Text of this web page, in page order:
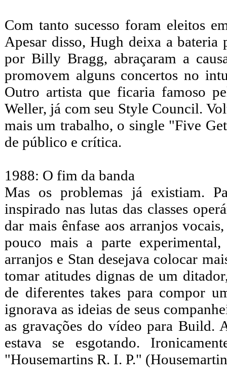
Com tanto sucesso foram eleitos
Apesar disso, Hugh deixa a
por Billy Bragg, abraçaram a
promovem alguns concertos no
Outro artista que ficaria famoso
Weller, já com seu Style Council.
mais um trabalho, o single "Five
de público e crítica.
1988: O fim da banda
Mas os problemas já existiam.
inspirado nas lutas das classes
dar mais ênfase aos arranjos
pouco mais a parte
arranjos e Stan desejava colocar
tomar atitudes dignas de um
de diferentes takes para compor
ignorava as ideias de seus
as gravações do vídeo para Build.
estava se esgotando.
"Housemartins R. I. P."